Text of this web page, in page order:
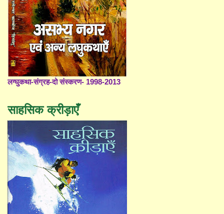
लग्घुकथा-संग्रह-दो संस्करण- 1998-2013
साहसिक क्रीड़ाएँ